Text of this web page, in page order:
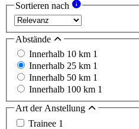
Sortieren nach
Abstände
Innerhalb 10 km 1
Innerhalb 25 km 1
Innerhalb 50 km 1
Innerhalb 100 km 1
Art der Anstellung
Trainee 1